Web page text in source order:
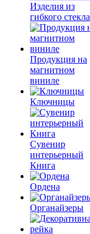
Изделия из
гибкого стекла
Продукция на
магнитном
виниле
Ключницы
Сувенир
интерьерный
Книга
Ордена
Органайзеры